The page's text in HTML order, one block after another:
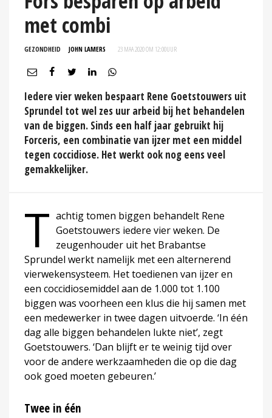
met combi
GEZONDHEID JOHN LAMERS 23 MAA 2020 OM 12:00UUR
Iedere vier weken bespaart Rene Goetstouwers uit
Sprundel tot wel zes uur arbeid bij het behandelen
van de biggen. Sinds een half jaar gebruikt hij
Forceris, een combinatie van ijzer met een middel
tegen coccidiose. Het werkt ook nog eens veel
gemakkelijker.
T achtig tomen biggen behandelt Rene
Goetstouwers iedere vier weken. De
zeugenhouder uit het Brabantse
Sprundel werkt namelijk met een alternerend
vierwekensysteem. Het toedienen van ijzer en
een coccidiosemiddel aan de 1.000 tot 1.100
biggen was voorheen een klus die hij samen met
een medewerker in twee dagen uitvoerde. ‘In één
dag alle biggen behandelen lukte niet’, zegt
Goetstouwers. ‘Dan blijft er te weinig tijd over
voor de andere werkzaamheden die op die dag
ook goed moeten gebeuren.’
Twee in één